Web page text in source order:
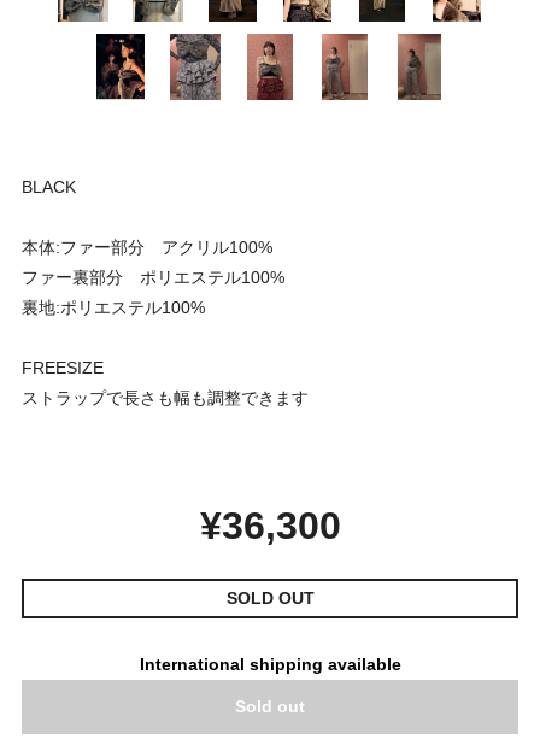
BLACK
本体:ファー部分 アクリル100%
ファー裏部分 ポリエステル100%
裏地:ポリエステル100%
FREESIZE
ストラップで長さも幅も調整できます
¥36,300
SOLD OUT
International shipping available
Sold out